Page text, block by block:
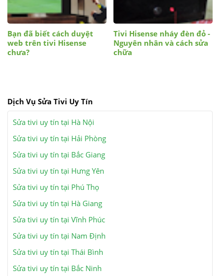
Bạn đã biết cách duyệt
web trên tivi Hisense
chưa?
Tivi Hisense nháy đèn đỏ -
Nguyên nhân và cách sửa
chữa
Dịch Vụ Sửa Tivi Uy Tín
Sửa tivi uy tín tại Hà Nội
Sửa tivi uy tín tại Hải Phòng
Sửa tivi uy tín tại Bắc Giang
Sửa tivi uy tín tại Hưng Yên
Sửa tivi uy tín tại Phú Thọ
Sửa tivi uy tín tại Hà Giang
Sửa tivi uy tín tại Vĩnh Phúc
Sửa tivi uy tín tại Nam Định
Sửa tivi uy tín tại Thái Bình
Sửa tivi uy tín tại Bắc Ninh